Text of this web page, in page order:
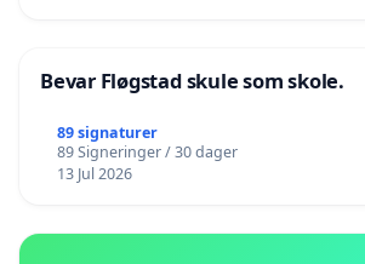
Bevar Fløgstad skule som skole.
89 signaturer
89 Signeringer / 30 dager
13 Jul 2026